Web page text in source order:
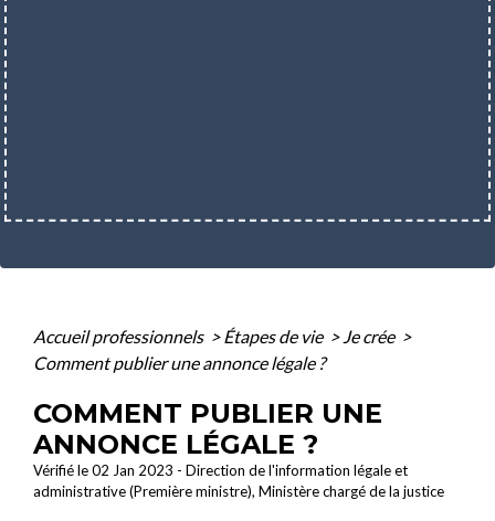
Accueil professionnels > Étapes de vie > Je crée >
Comment publier une annonce légale ?
COMMENT PUBLIER UNE
ANNONCE LÉGALE ?
Vérifié le 02 Jan 2023 - Direction de l'information légale et
administrative (Première ministre), Ministère chargé de la justice